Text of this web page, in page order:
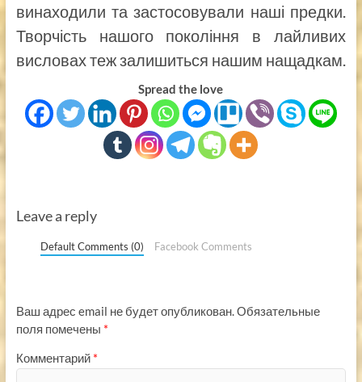
винаходили та застосовували наші предки.
Творчість нашого покоління в лайливих
висловах теж залишиться нашим нащадкам.
Spread the love
Leave a reply
Default Comments (0) Facebook Comments
Ваш адрес email не будет опубликован.Обязательные
поля помечены *
Комментарий *